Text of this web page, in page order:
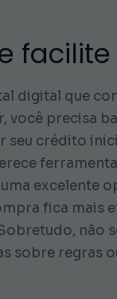
digital que
precisa
seu crédito
excelente
fica mais
não
sobre regras